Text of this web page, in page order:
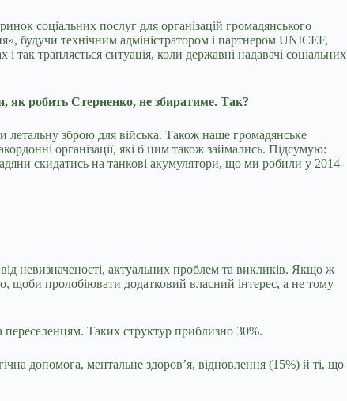
соціальних послуг для організацій громадянського
будучи технічним адміністратором і партнером UNICEF,
так трапляється ситуація, коли державні надавачі соціальних
як робить Стерненко, не збиратиме. Так?
летальну зброю для війська. Також наше громадянське
організації, які б цим також займались. Підсумую:
скидатись на танкові акумулятори, що ми робили у 2014-
невизначеності, актуальних проблем та викликів. Якщо ж
щоби пролобіювати додатковий власний інтерес, а не тому
переселенцям. Таких структур приблизно 30%.
допомога, ментальне здоров’я, відновлення (15%) й ті, що